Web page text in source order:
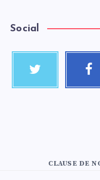
Social
CLAUSE DE